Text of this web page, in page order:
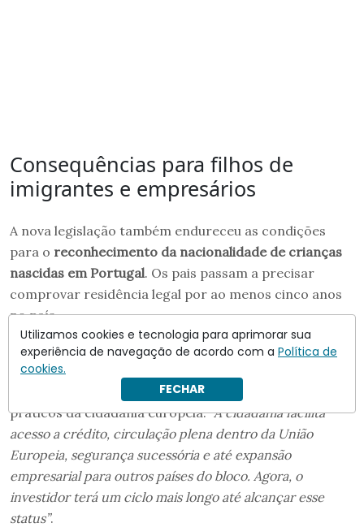
Consequências para filhos de
imigrantes e empresários
A nova legislação também endureceu as condições
para o reconhecimento da nacionalidade de crianças
nascidas em Portugal. Os pais passam a precisar
comprovar residência legal por ao menos cinco anos
no país.
Para ouniverso empresarial, o impacto também é
relevante
alerta que o prazo ampliado adia o acesso a benefícios
práticos da cidadania europeia:“A cidadania facilita
acesso a crédito, circulação plena dentro da União
Europeia, segurança sucessória e até expansão
empresarial para outros países do bloco. Agora, o
investidor terá um ciclo mais longo até alcançar esse
status”.
Utilizamos cookies e tecnologia para aprimorar sua
experiência de navegação de acordo com a Política de
cookies.
FECHAR